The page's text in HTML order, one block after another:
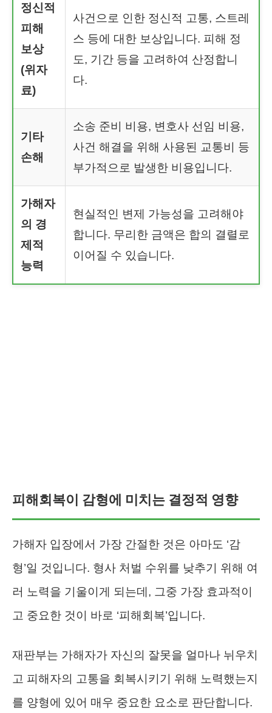
정신적
피해
보상
(위자
료)
사건으로 인한 정신적 고통, 스트레
스 등에 대한 보상입니다. 피해 정
도, 기간 등을 고려하여 산정합니
다.
기타
손해
소송 준비 비용, 변호사 선임 비용,
사건 해결을 위해 사용된 교통비 등
부가적으로 발생한 비용입니다.
가해자
의 경
제적
능력
현실적인 변제 가능성을 고려해야
합니다. 무리한 금액은 합의 결렬로
이어질 수 있습니다.
피해회복이 감형에 미치는 결정적 영향
가해자 입장에서 가장 간절한 것은 아마도 ‘감
형’일 것입니다. 형사 처벌 수위를 낮추기 위해 여
러 노력을 기울이게 되는데, 그중 가장 효과적이
고 중요한 것이 바로 ‘피해회복’입니다.
재판부는 가해자가 자신의 잘못을 얼마나 뉘우치
고 피해자의 고통을 회복시키기 위해 노력했는지
를 양형에 있어 매우 중요한 요소로 판단합니다.